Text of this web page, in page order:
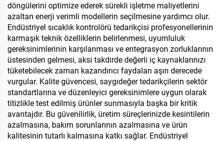
döngülerini optimize ederek sürekli işletme maliyetlerini
azaltan enerji verimli modellerin seçilmesine yardımcı olur.
Endüstriyel sıcaklık kontrolörü tedarikçisi profesyonellerinin
karmaşık teknik özelliklerin belirlenmesi, uyumluluk
gereksinimlerinin karşılanması ve entegrasyon zorluklarının
üstesinden gelmesi, aksi takdirde değerli iç kaynaklarınızı
tüketebilecek zaman kazandırıcı faydaları aşırı derecede
vurgular. Kalite güvencesi, saygıdeğer tedarikçilerin sektör
standartlarına ve düzenleyici gereksinimlere uygun olarak
titizlikle test edilmiş ürünler sunmasıyla başka bir kritik
avantajdır. Bu güvenilirlik, üretim süreçlerinizde kesintilerin
azalmasına, bakım sorunlarının azalmasına ve ürün
kalitesinin tutarlı kalmasına katkı sağlar. Endüstriyel